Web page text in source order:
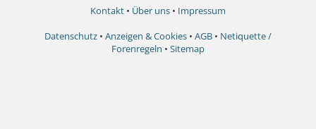
Kontakt • Über uns • Impressum
Datenschutz • Anzeigen & Cookies • AGB • Netiquette /
Forenregeln • Sitemap